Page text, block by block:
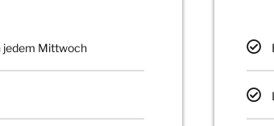
jedem Mittwoch